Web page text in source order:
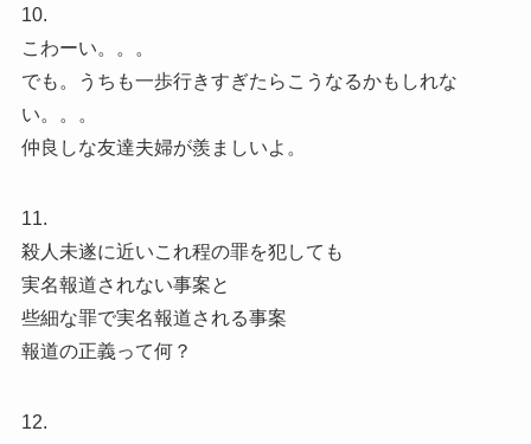
10.
こわーい。。。
でも。うちも一歩行きすぎたらこうなるかもしれな
い。。。
仲良しな友達夫婦が羨ましいよ。
11.
殺人未遂に近いこれ程の罪を犯しても
実名報道されない事案と
些細な罪で実名報道される事案
報道の正義って何？
12.